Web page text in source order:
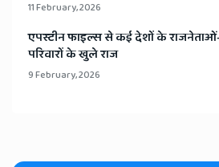
11 February, 2026
​एपस्टीन फाइल्स से कई देशों के
परिवारों के खुले राज
9 February, 2026